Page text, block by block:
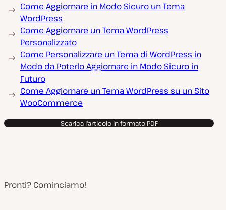
d
Come Aggiornare in Modo Sicuro un Tema
WordPress
Come Aggiornare un Tema WordPress
Personalizzato
Come Personalizzare un Tema di WordPress in
Modo da Poterlo Aggiornare in Modo Sicuro in
Futuro
Come Aggiornare un Tema WordPress su un Sito
WooCommerce
Scarica l'articolo in formato PDF
Pronti? Cominciamo!